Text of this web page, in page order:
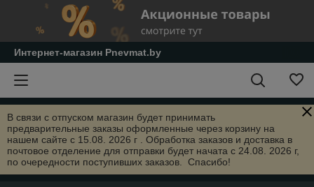
Интернет-магазин Pnevmat.by
В связи с отпуском магазин будет принимать
предварительные заказы оформленные через корзину на
нашем сайте с 15.08. 2026 г . Обработка заказов и доставка в
почтовое отделение для отправки будет начата с 24.08. 2026 г,
по очередности поступивших заказов. Спасибо!